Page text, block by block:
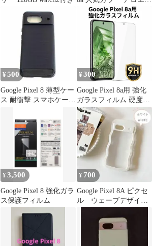
おまけ付き♪
¥ 500
Google Pixel 8 薄型ケー
ス 耐衝撃 スマホケース
¥ 300
Google Pixel 8a用 強化
ガラスフィルム 硬度9H
保護フィルム 液晶画面
保護
¥3,500
Google Pixel 8 強化ガラ
ス保護フィルム
¥ 700
Google Pixel 8A ピクセ
ル ウェーブデザイン